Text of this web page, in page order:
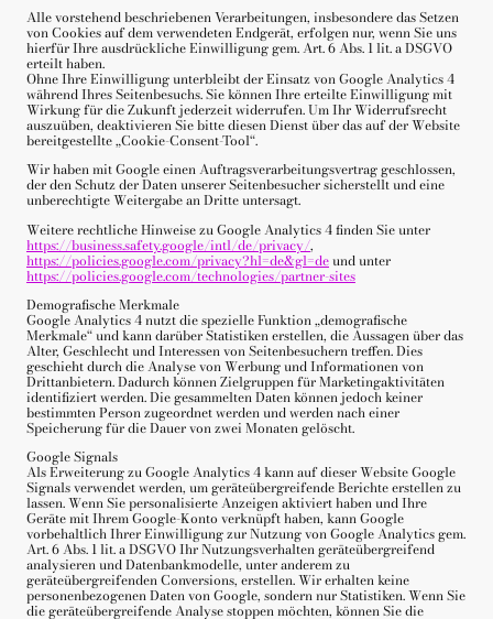
Alle vorstehend beschriebenen Verarbeitungen, insbesondere das Setzen
von Cookies auf dem verwendeten Endgerät, erfolgen nur, wenn Sie uns
hierfür Ihre ausdrückliche Einwilligung gem. Art. 6 Abs. 1 lit. a DSGVO
erteilt haben.
Ohne Ihre Einwilligung unterbleibt der Einsatz von Google Analytics 4
während Ihres Seitenbesuchs. Sie können Ihre erteilte Einwilligung mit
Wirkung für die Zukunft jederzeit widerrufen. Um Ihr Widerrufsrecht
auszuüben, deaktivieren Sie bitte diesen Dienst über das auf der Website
bereitgestellte „Cookie-Consent-Tool“.
Wir haben mit Google einen Auftragsverarbeitungsvertrag geschlossen,
der den Schutz der Daten unserer Seitenbesucher sicherstellt und eine
unberechtigte Weitergabe an Dritte untersagt.
Weitere rechtliche Hinweise zu Google Analytics 4 finden Sie unter
https://business.safety.google/intl/de/privacy/,
https://policies.google.com/privacy?hl=de&gl=deund unter
https://policies.google.com/technologies/partner-sites
Demografische Merkmale
Google Analytics 4 nutzt die spezielle Funktion „demografische
Merkmale“ und kann darüber Statistiken erstellen, die Aussagen über das
Alter, Geschlecht und Interessen von Seitenbesuchern treffen. Dies
geschieht durch die Analyse von Werbung und Informationen von
Drittanbietern. Dadurch können Zielgruppen für Marketingaktivitäten
identifiziert werden. Die gesammelten Daten können jedoch keiner
bestimmten Person zugeordnet werden und werden nach einer
Speicherung für die Dauer von zwei Monaten gelöscht.
Google Signals
Als Erweiterung zu Google Analytics 4 kann auf dieser Website Google
Signals verwendet werden, um geräteübergreifende Berichte erstellen zu
lassen. Wenn Sie personalisierte Anzeigen aktiviert haben und Ihre
Geräte mit Ihrem Google-Konto verknüpft haben, kann Google
vorbehaltlich Ihrer Einwilligung zur Nutzung von Google Analytics gem.
Art. 6 Abs. 1 lit. a DSGVO Ihr Nutzungsverhalten geräteübergreifend
analysieren und Datenbankmodelle, unter anderem zu
geräteübergreifenden Conversions, erstellen. Wir erhalten keine
personenbezogenen Daten von Google, sondern nur Statistiken. Wenn Sie
die geräteübergreifende Analyse stoppen möchten, können Sie die